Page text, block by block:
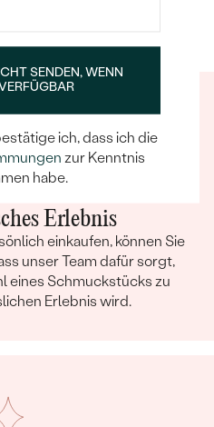
Erlebnis
einkaufen, können Sie
unser Team dafür sorgt,
eines Schmuckstücks zu
Erlebnis wird.
SENDEN, WENN
ich, dass ich die
zur Kenntnis
habe.